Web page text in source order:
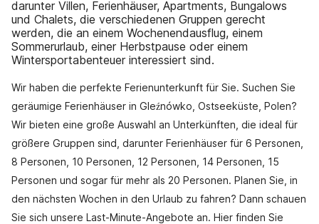
darunter Villen, Ferienhäuser, Apartments, Bungalows
und Chalets, die verschiedenen Gruppen gerecht
werden, die an einem Wochenendausflug, einem
Sommerurlaub, einer Herbstpause oder einem
Wintersportabenteuer interessiert sind.
Wir haben die perfekte Ferienunterkunft für Sie. Suchen Sie
geräumige Ferienhäuser in Gleźnówko, Ostseeküste, Polen?
Wir bieten eine große Auswahl an Unterkünften, die ideal für
größere Gruppen sind, darunter Ferienhäuser für 6 Personen,
8 Personen, 10 Personen, 12 Personen, 14 Personen, 15
Personen und sogar für mehr als 20 Personen. Planen Sie, in
den nächsten Wochen in den Urlaub zu fahren? Dann schauen
Sie sich unsere Last-Minute-Angebote an. Hier finden Sie